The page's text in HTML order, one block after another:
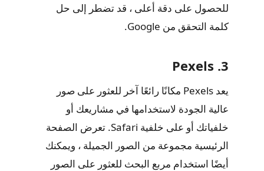
للحصول على دقة أعلى ، قد تضطر إلى حل
كلمة التحقق من Google.
3. Pexels
يعد Pexels مكانًا رائعًا آخر للعثور على صور
عالية الجودة لاستخدامها في مشاريعك أو
خلفياتك أو على خلفية Safari. تعرض الصفحة
الرئيسية مجموعة من الصور الجميلة ، ويمكنك
أيضًا استخدام مربع البحث للعثور على الصور